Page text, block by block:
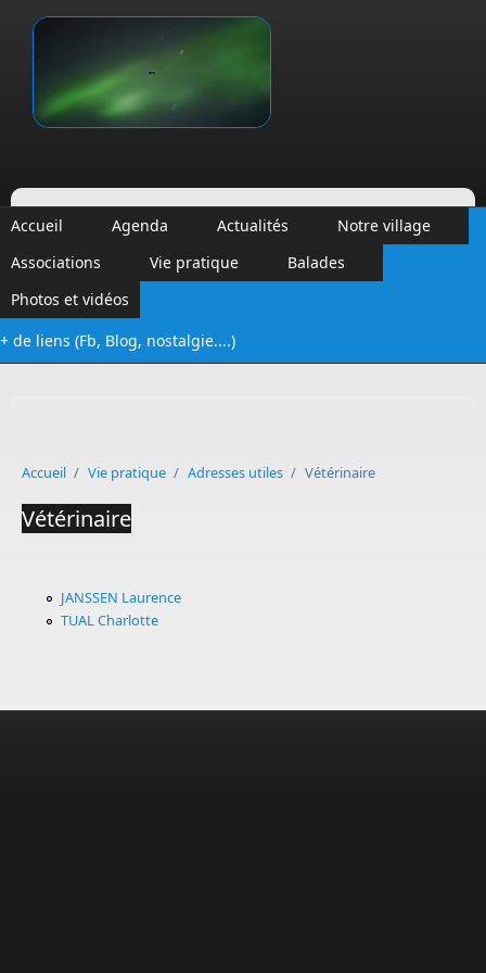
Vinalmont
Accueil Agenda Actualités
Notre village
Associations
Vie pratique
Balades
Photos et vidéos
+ de liens (Fb, Blog, nostalgie....)
Accueil / Vie pratique / Adresses utiles / Vétérinaire
Vétérinaire
JANSSEN Laurence
TUAL Charlotte